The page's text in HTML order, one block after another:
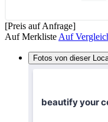
[Preis auf Anfrage]
Auf Merkliste Auf
Fotos von dieser